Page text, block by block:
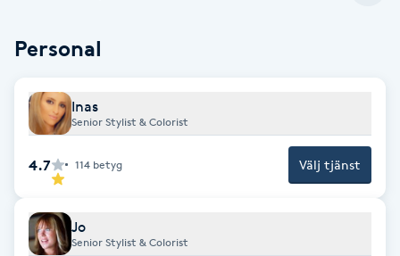
Friskvård
Friskvårdsmassage
Frisör
Personal
Inas
Senior Stylist & Colorist
4.7 114 betyg Välj tjänst
Jo
Senior Stylist & Colorist